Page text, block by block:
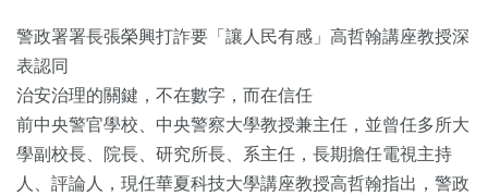
警政署署長張榮興打詐要「讓人民有感」高哲翰講座教授深
表認同
治安治理的關鍵，不在數字，而在信任
前中央警官學校、中央警察大學教授兼主任，並曾任多所大
學副校長、院長、研究所長、系主任，長期擔任電視主持
人、評論人，現任華夏科技大學講座教授高哲翰指出，警政